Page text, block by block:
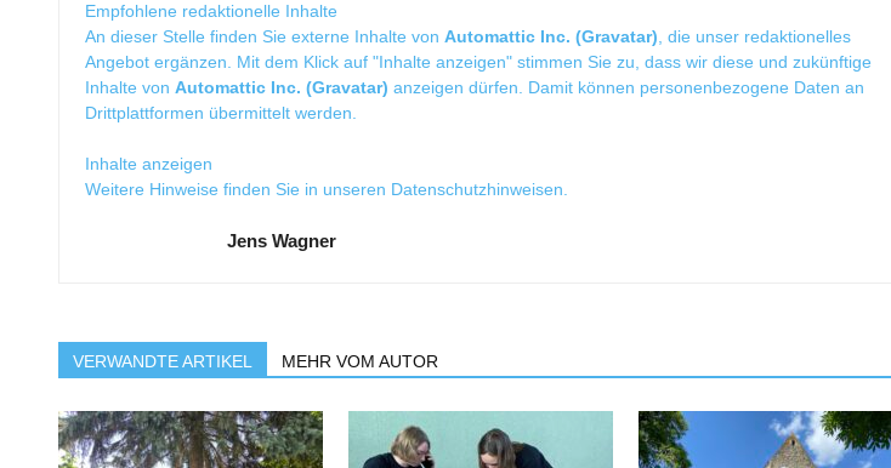
Empfohlene redaktionelle Inhalte
An dieser Stelle finden Sie externe Inhalte von Automattic Inc. (Gravatar) , die unser redaktionelles
Angebot ergänzen. Mit dem Klick auf "Inhalte anzeigen" stimmen Sie zu, dass wir diese und zukünftige
Inhalte von Automattic Inc. (Gravatar) anzeigen dürfen. Damit können personenbezogene Daten an
Drittplattformen übermittelt werden.
Inhalte anzeigen
Weitere Hinweise finden Sie in unseren Datenschutzhinweisen
Jens Wagner
VERWANDTE ARTIKEL MEHR VOM AUTOR